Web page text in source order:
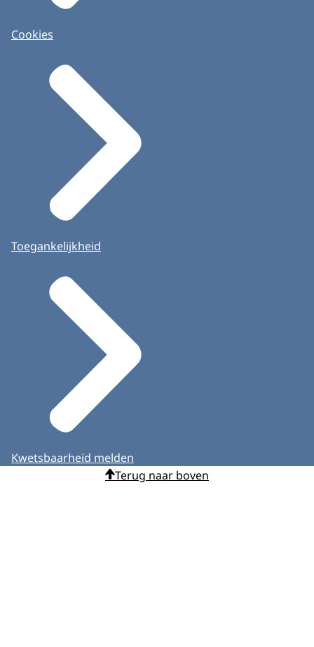
Cookies
Toegankelijkheid
Kwetsbaarheid melden
Terug naar boven